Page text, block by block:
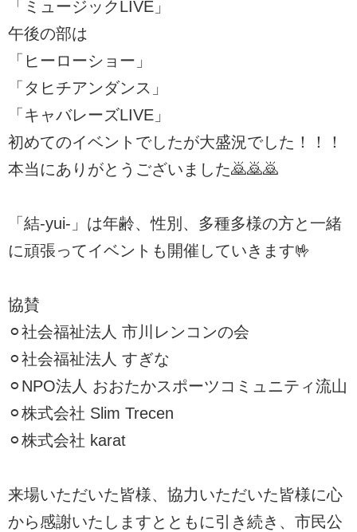
「ミュージックLIVE」
午後の部は
「ヒーローショー」
「タヒチアンダンス」
「キャバレーズLIVE」
初めてのイベントでしたが大盛況でした！！！
本当にありがとうございました🙇🙇🙇
「結-yui-」は年齢、性別、多種多様の方と一緒
に頑張ってイベントも開催していきます🤟
協賛
⚪︎社会福祉法人 市川レンコンの会
⚪︎社会福祉法人 すぎな
⚪︎NPO法人 おおたかスポーツコミュニティ流山
⚪︎株式会社 Slim Trecen
⚪︎株式会社 karat
来場いただいた皆様、協力いただいた皆様に心
から感謝いたしますとともに引き続き、市民公